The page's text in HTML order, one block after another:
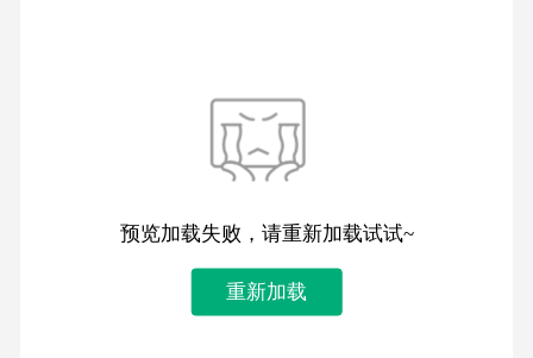
预览加载失败，请重新加载试试~
重新加载